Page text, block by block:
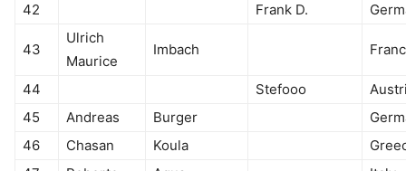
42
Frank D.
43
Ulrich
Maurice
Imbach
44 Stefooo
45
Andreas Burger
46
Chasan Koula